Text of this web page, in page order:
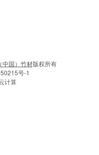
中国）竹材版权所有
号-1
计算